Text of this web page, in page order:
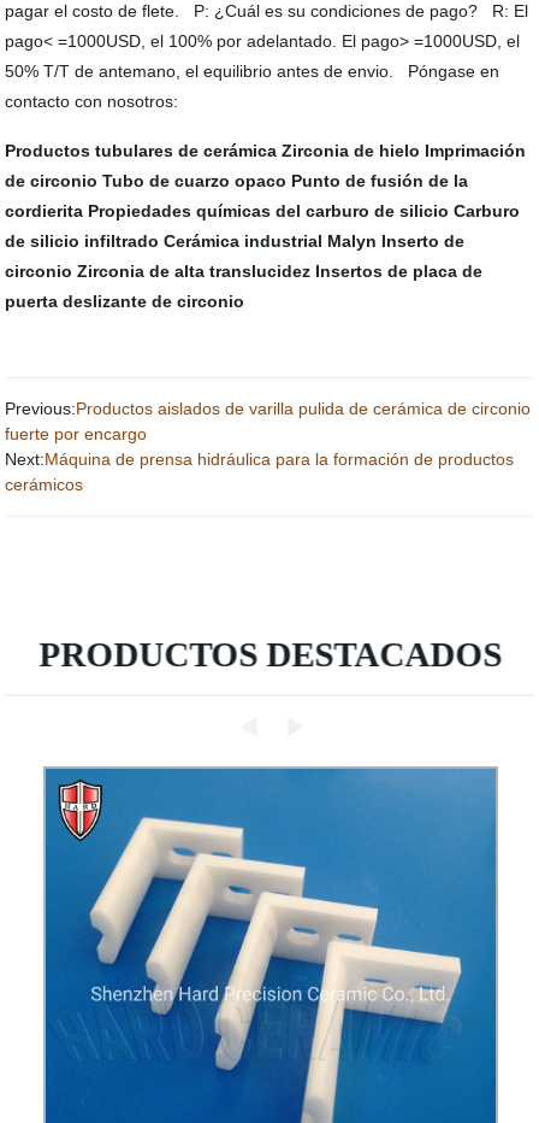
pagar el costo de flete. P: ¿Cuál es su condiciones de pago? R: El
pago< =1000USD, el 100% por adelantado. El pago> =1000USD, el
50% T/T de antemano, el equilibrio antes de envio. Póngase en
contacto con nosotros:
Productos tubulares de cerámica Zirconia de hielo Imprimación
de circonio Tubo de cuarzo opaco Punto de fusión de la
cordierita Propiedades químicas del carburo de silicio Carburo
de silicio infiltrado Cerámica industrial Malyn Inserto de
circonio Zirconia de alta translucidez Insertos de placa de
puerta deslizante de circonio
Previous:Productos aislados de varilla pulida de cerámica de circonio
fuerte por encargo
Next:Máquina de prensa hidráulica para la formación de productos
cerámicos
PRODUCTOS DESTACADOS